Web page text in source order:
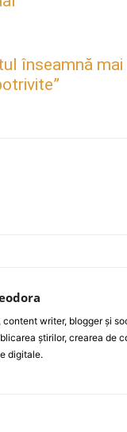
înseamnă
content writer, blogger și
știrilor, crearea de
digitale.